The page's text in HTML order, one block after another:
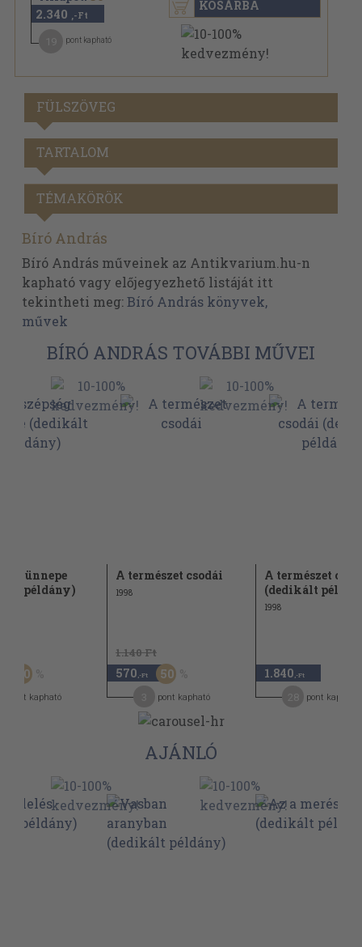
2.340 ,-Ft
pont kapható
KOSÁRBA
FÜLSZÖVEG
TARTALOM
TÉMAKÖRÖK
Bíró András
Bíró András műveinek az Antikvarium.hu-n
kapható vagy előjegyezhető listáját itt
tekintheti meg:Bíró András könyvek,
művek
BÍRÓ ANDRÁS TOVÁBBI MŰVEI
ünnepe
példány)
20
pont kapható
A természet csodái
1998
1.140 Ft
570 ,-Ft 50
pont kapható
A természet
(dedikált
1998
1.840 ,-Ft
pont kapható
AJÁNLÓ